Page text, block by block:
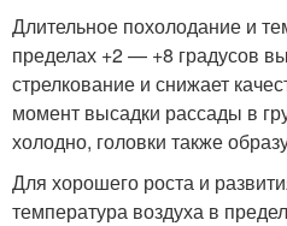
Длительное похолодание и
пределах +2 — +8 градусов
стрелкование и снижает
момент высадки рассады в
холодно, головки также
Для хорошего роста и
температура воздуха в